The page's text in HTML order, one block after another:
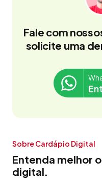
Fale com
solicite uma
Sobre Cardápio Digital
Entenda melhor
digital.